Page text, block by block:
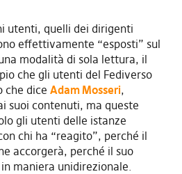
utenti, quelli dei dirigenti
effettivamente “esposti” sul
modalità di sola lettura, il
che gli utenti del Fediverso
che dice Adam Mosseri,
suoi contenuti, ma queste
gli utenti delle istanze
chi ha “reagito”, perché il
accorgerà, perché il suo
maniera unidirezionale.